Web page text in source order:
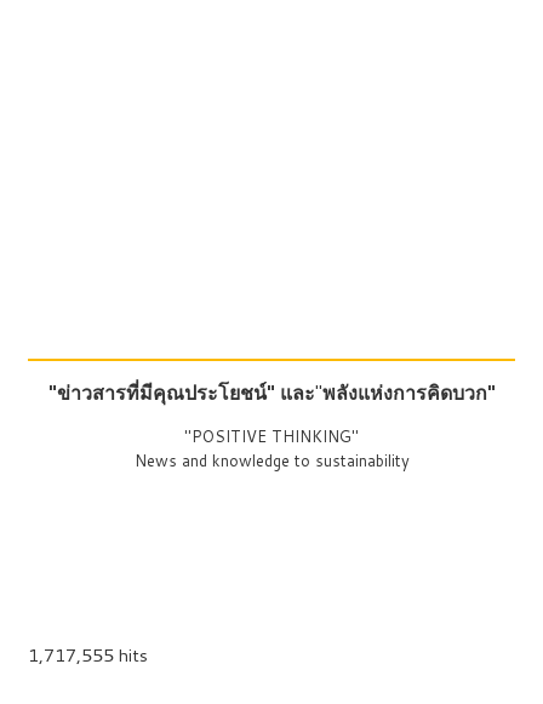
"ข่าวสารที่มีคุณประโยชน์" และ"พลังแห่งการคิดบวก"
"POSITIVE THINKING"
News and knowledge to sustainability
1,717,555 hits